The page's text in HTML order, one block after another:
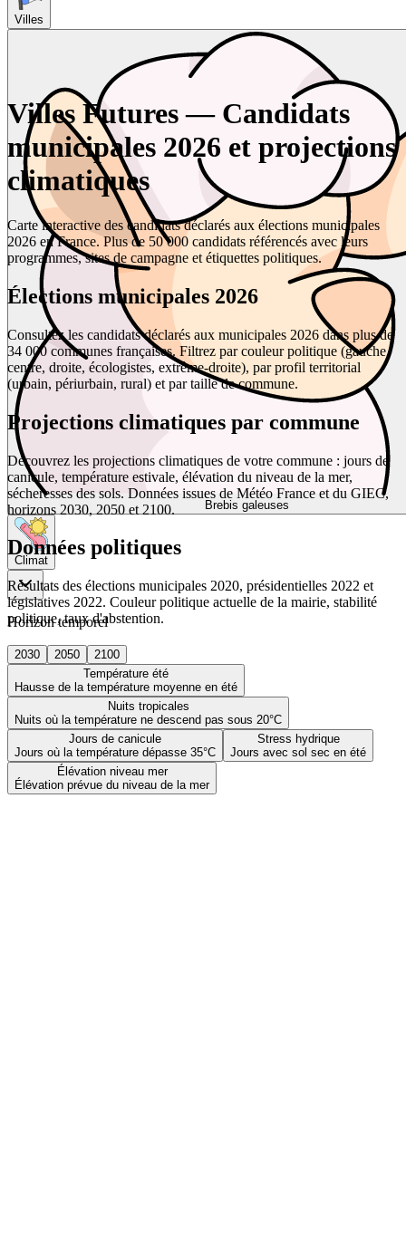
Villes
Brebis galeuses
Climat
Horizon temporel
2030 2050
2100
Température été
Hausse de la température moyenne en été
Nuits tropicales
Nuits où la température ne descend pas sous 20°C
Jours de canicule
Jours où la température dépasse 35°C
Stress hydrique
Jours avec sol sec en été
Élévation niveau mer
Élévation prévue du niveau de la mer
Villes Futures — Candidats
municipales 2026 et projections
climatiques
Carte interactive des candidats déclarés aux élections municipales
2026 en France. Plus de 50 000 candidats référencés avec leurs
programmes, sites de campagne et étiquettes politiques.
Élections municipales 2026
Consultez les candidats déclarés aux municipales 2026 dans plus de
34 000 communes françaises. Filtrez par couleur politique (gauche,
centre, droite, écologistes, extrême-droite), par profil territorial
(urbain, périurbain, rural) et par taille de commune.
Projections climatiques par commune
Découvrez les projections climatiques de votre commune : jours de
canicule, température estivale, élévation du niveau de la mer,
sécheresses des sols. Données issues de Météo France et du GIEC,
horizons 2030, 2050 et 2100.
Données politiques
Résultats des élections municipales 2020, présidentielles 2022 et
législatives 2022. Couleur politique actuelle de la mairie, stabilité
politique, taux d'abstention.